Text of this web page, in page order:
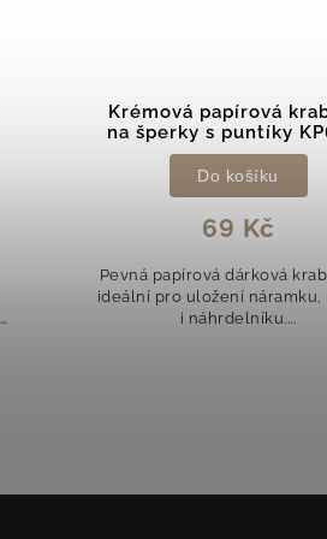
Krémová papírová
na šperky s puntíky
69 Kč
Do košíku
Pevná papírová dárková
ideální pro uložení náramku,
i náhrdelníku....